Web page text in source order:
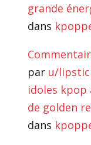
grande
dans
par u/
idoles kpop
de golden
dans